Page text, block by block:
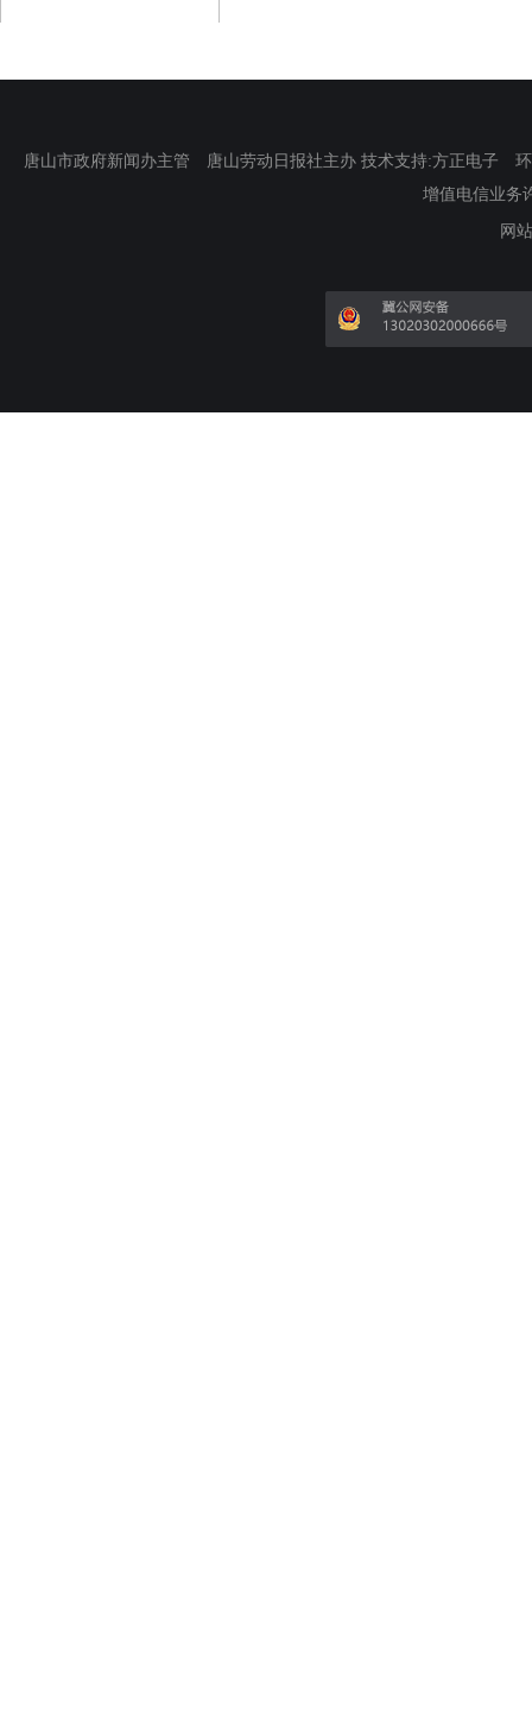
唐山市政府新闻办主管 唐山劳动日报社主办 技术支持:方正电子
增值电信业务
网